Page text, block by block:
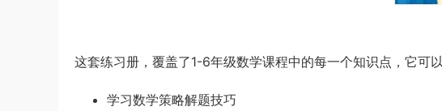
这套练习册，覆盖了1-6年级数学课程中的每一个知识点，它可
学习数学策略解题技巧